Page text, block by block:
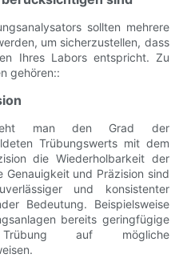
sollten mehrere
um sicherzustellen, dass
Ihres Labors entspricht. Zu
gehören::
man den Grad der
Trübungswerts mit dem
die Wiederholbarkeit der
Genauigkeit und Präzision sind
und konsistenter
Bedeutung. Beispielsweise
bereits geringfügige
auf mögliche